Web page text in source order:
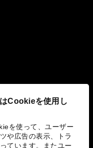
Cookieを使用し
を使って、ユーザー
や広告の表示、トラ
ています。またユー